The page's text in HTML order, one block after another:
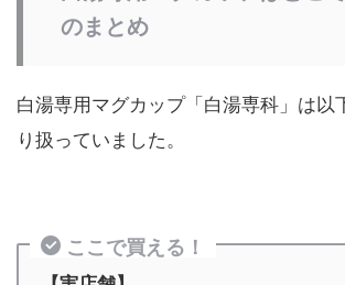
のまとめ
白湯専用マグカップ「白湯専科」は以
り扱っていました。
ここで買える！